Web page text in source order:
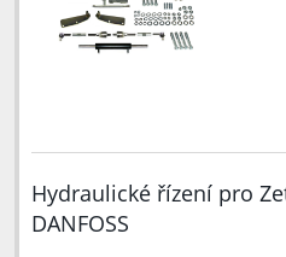
Hydraulické řízení pro
DANFOSS